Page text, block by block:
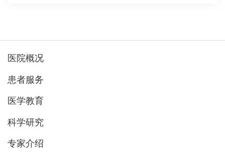
医院概况
患者服务
医学教育
科学研究
专家介绍